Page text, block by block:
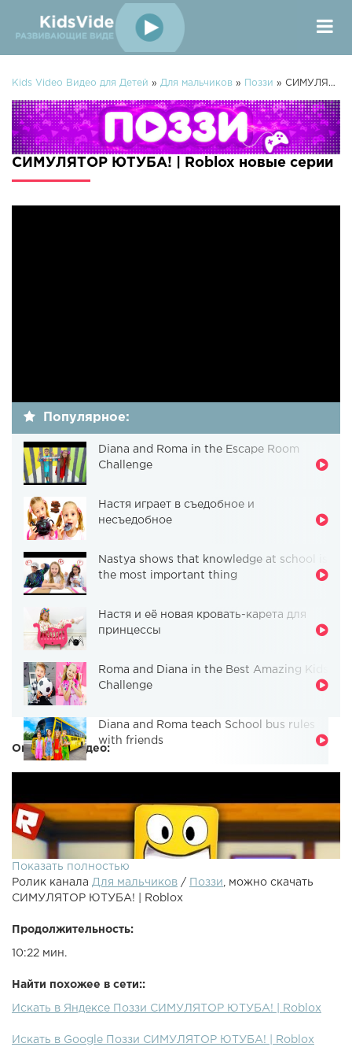
Kids Video Видео для Детей » Для мальчиков » Поззи » СИМУЛЯТОР ЮТУБА! | Roblox
СИМУЛЯТОР ЮТУБА! | Roblox новые серии
Популярное:
Diana and Roma in the Escape Room
Challenge
Настя играет в съедобное и
несъедобное
Nastya shows that knowledge at school is
the most important thing
Настя и её новая кровать-карета для
принцессы
Roma and Diana in the Best Amazing Kids
Challenge
Diana and Roma teach School bus rules
with friends
Описание видео:
●Спасибо за Лайк и Подписку Бро (^ヮ^)/●Roblox - Новые
Показать полностью
Ролик канала Для мальчиков / Поззи
, можно скачать
СИМУЛЯТОР ЮТУБА! | Roblox
Продолжительность:
10:22 мин.
Найти похожее в сети::
Искать в Яндексе Поззи СИМУЛЯТОР ЮТУБА! | Roblox
Искать в Google Поззи СИМУЛЯТОР ЮТУБА! | Roblox